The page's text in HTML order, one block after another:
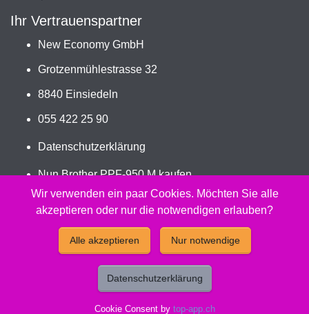
Ihr Vertrauenspartner
New Economy GmbH
Grotzenmühlestrasse 32
8840 Einsiedeln
055 422 25 90
Datenschutzerklärung
Nun Brother PPF-950 M kaufen
Jetzt bestellen
2026 - Peach Druckerpatronen Versand Jetzt günstig und
kompatibel kaufen.
Wir verwenden ein paar Cookies. Möchten Sie alle
akzeptieren oder nur die notwendigen erlauben?
Alle akzeptieren Nur notwendige
Datenschutzerklärung
Cookie Consent by top-app.ch